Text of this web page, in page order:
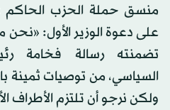
منسق حملة الحزب الحاكم
على دعوة الوزير الأول:
تضمنته رسالة فخامة
السياسي، من توصيات ثمينة
ولكن نرجو أن تلتزم الأطراف